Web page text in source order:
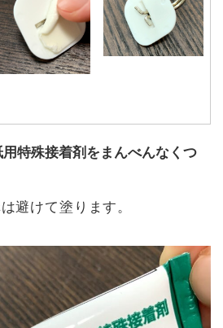
特殊接着剤をまんべんなくつ
避けて塗ります。